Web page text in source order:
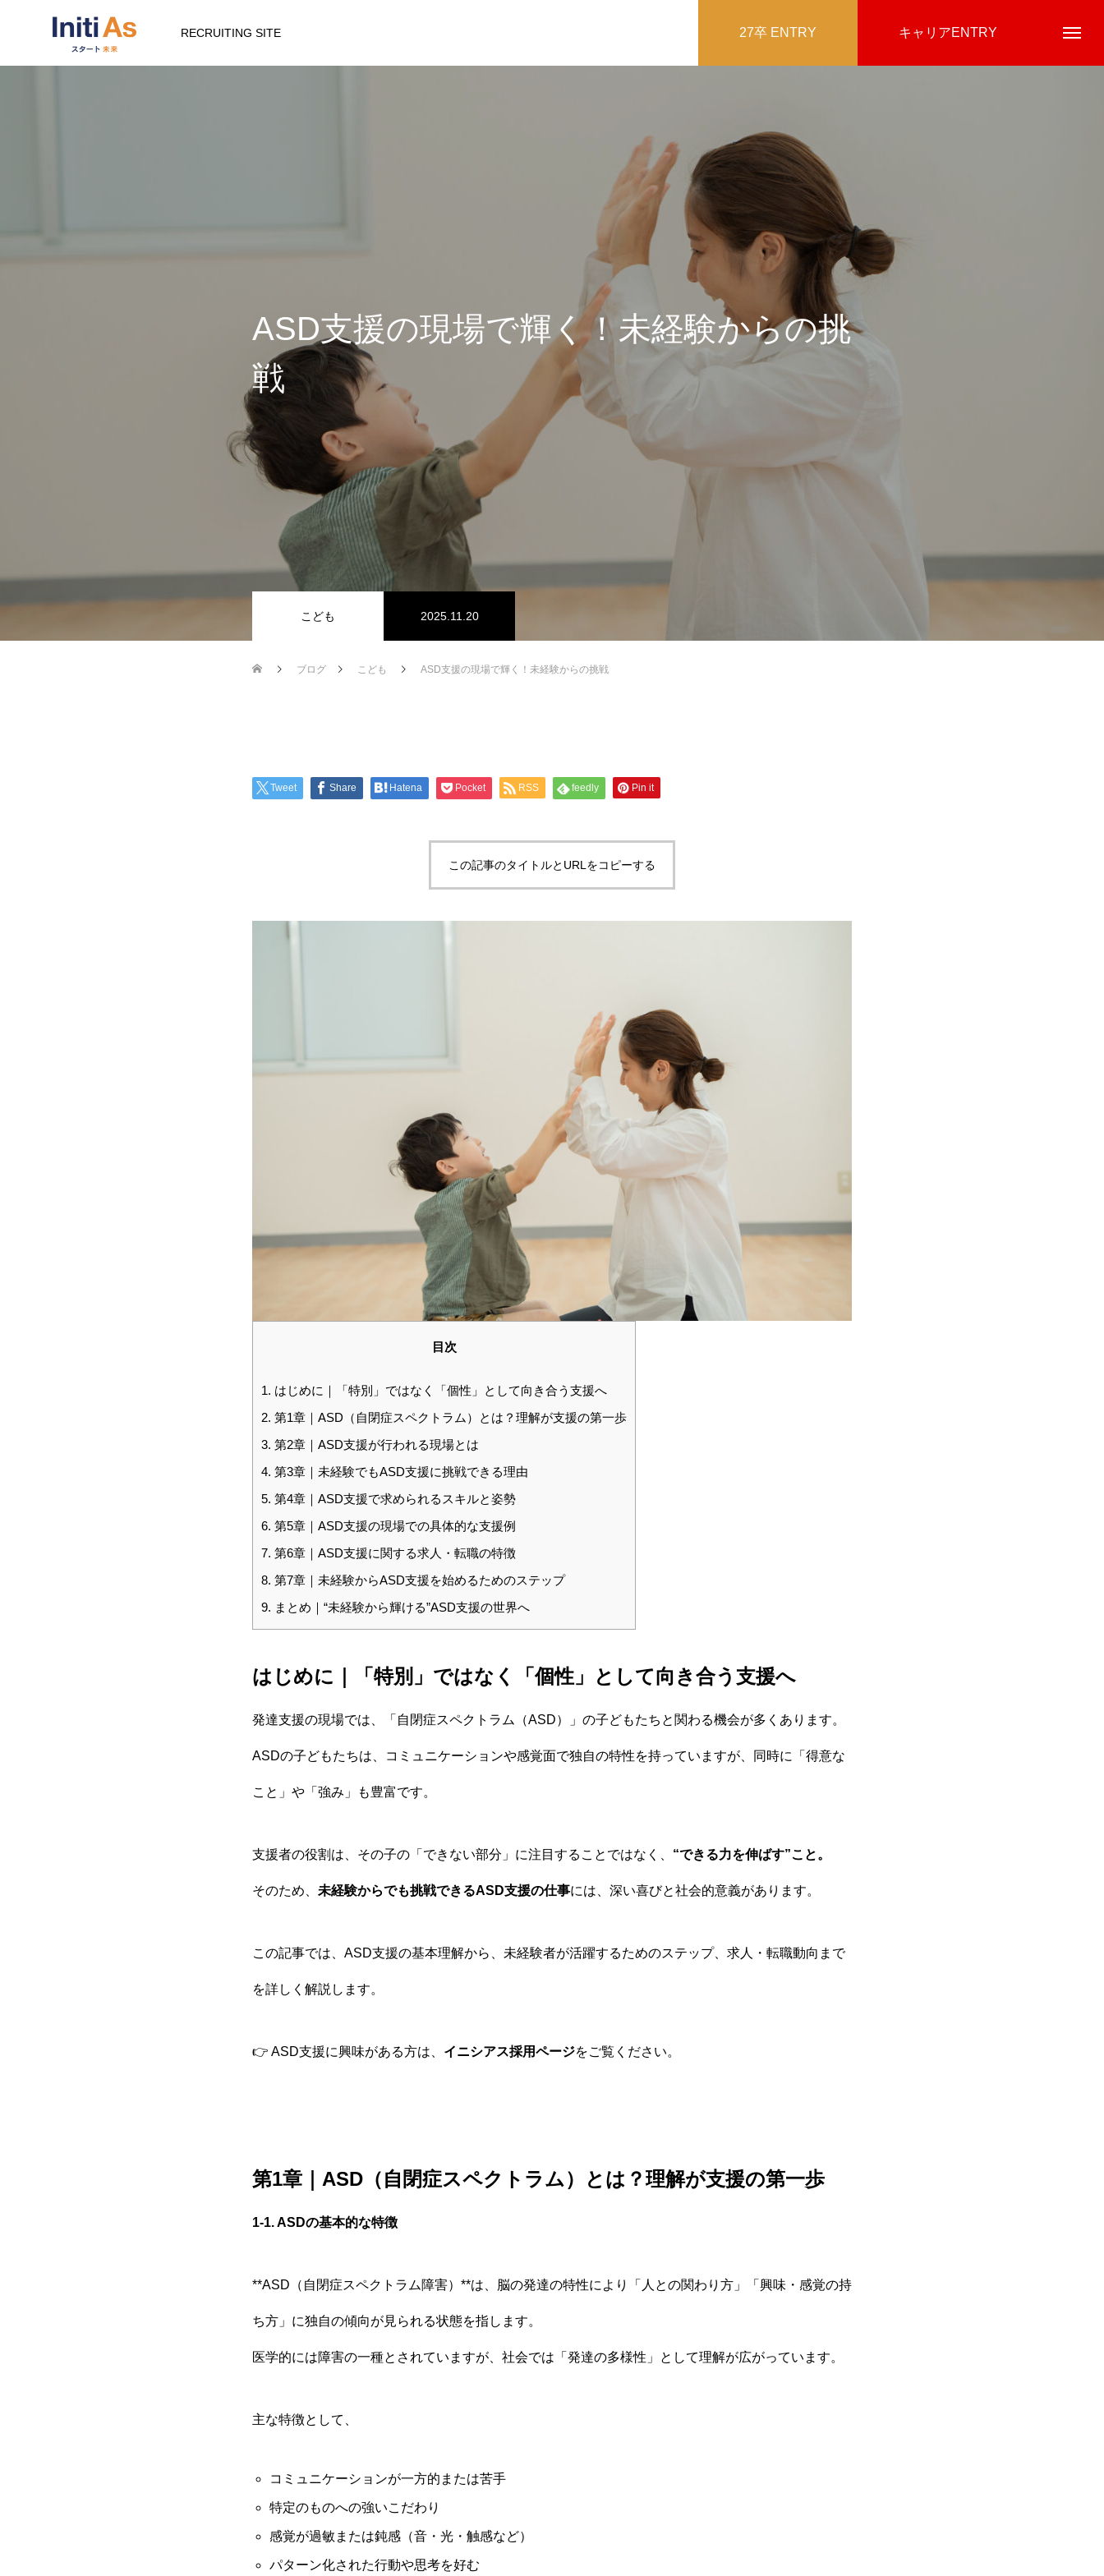
RECRUITING SITE 27卒 ENTRY キャリアENTRY
ASD支援の現場で輝く！未経験からの挑
戦
こども 2025.11.20
ブログ こども ASD支援の現場で輝く！未経験からの挑戦
Tweet Share Hatena Pocket RSS feedly Pin it
この記事のタイトルとURLをコピーする
目次
1. はじめに｜「特別」ではなく「個性」として向き合う支援へ
2. 第1章｜ASD（自閉症スペクトラム）とは？理解が支援の第一歩
3. 第2章｜ASD支援が行われる現場とは
4. 第3章｜未経験でもASD支援に挑戦できる理由
5. 第4章｜ASD支援で求められるスキルと姿勢
6. 第5章｜ASD支援の現場での具体的な支援例
7. 第6章｜ASD支援に関する求人・転職の特徴
8. 第7章｜未経験からASD支援を始めるためのステップ
9. まとめ｜“未経験から輝ける”ASD支援の世界へ
はじめに｜「特別」ではなく「個性」として向き合う支援へ
発達支援の現場では、「自閉症スペクトラム（ASD）」の子どもたちと関わる機会が多くあります。
ASDの子どもたちは、コミュニケーションや感覚面で独自の特性を持っていますが、同時に「得意な
こと」や「強み」も豊富です。
支援者の役割は、その子の「できない部分」に注目することではなく、 “できる力を伸ばす”こと。
そのため、 未経験からでも挑戦できるASD支援の仕事には、深い喜びと社会的意義があります。
この記事では、ASD支援の基本理解から、未経験者が活躍するためのステップ、求人・転職動向まで
を詳しく解説します。
👉 ASD支援に興味がある方は、 イニシアス採用ページをご覧ください。
第1章｜ASD（自閉症スペクトラム）とは？理解が支援の第一歩
1-1. ASDの基本的な特徴
**ASD（自閉症スペクトラム障害）**は、脳の発達の特性により「人との関わり方」「興味・感覚の持
ち方」に独自の傾向が見られる状態を指します。
医学的には障害の一種とされていますが、社会では「発達の多様性」として理解が広がっています。
主な特徴として、
コミュニケーションが一方的または苦手
特定のものへの強いこだわり
感覚が過敏または鈍感（音・光・触感など）
パターン化された行動や思考を好む